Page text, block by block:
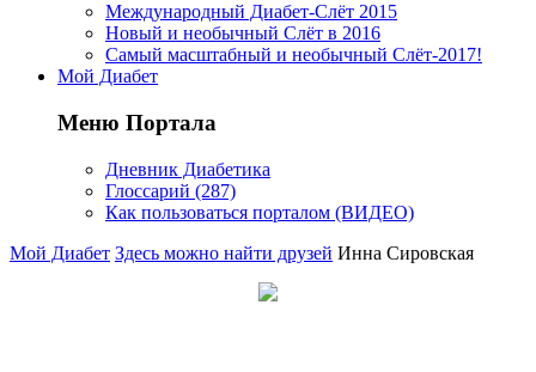
Международный Диабет-Слёт 2015
Новый и необычный Слёт в 2016
Самый масштабный и необычный Слёт-2017!
Мой Диабет
Меню Портала
Дневник Диабетика
Глоссарий (287)
Как пользоваться порталом (ВИДЕО)
Мой Диабет Здесь можно найти друзей Инна Сировская